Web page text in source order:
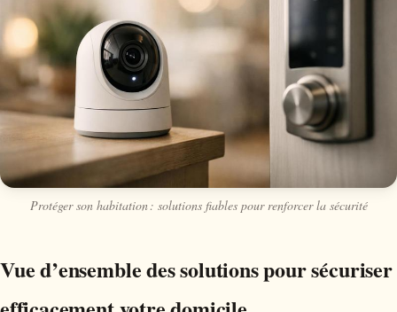
Protéger son habitation : solutions fiables pour renforcer la sécurité
Vue d’ensemble des solutions pour sécuriser